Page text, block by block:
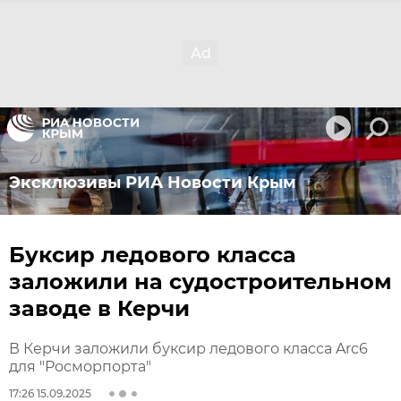
Эксклюзивы РИА Новости Крым
Буксир ледового класса
заложили на судостроительном
заводе в Керчи
В Керчи заложили буксир ледового класса Arc6
для "Росморпорта"
17:26 15.09.2025